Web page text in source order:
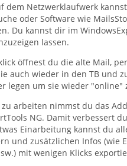
dem Netzwerklaufwerk
oder Software wie
Du kannst dir im
lassen.
öffnest du die alte Mail,
auch wieder in den TB und
legen um sie wieder "online"
arbeiten nimmst du das
NG. Damit verbessert
Einarbeitung kannst du
und zusätzlichen Infos (wie
mit wenigen Klicks